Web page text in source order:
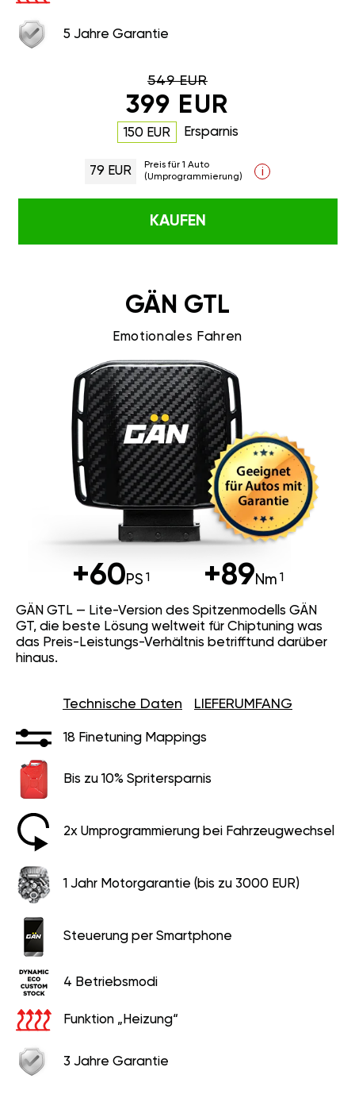
5 Jahre Garantie
549 EUR
399 EUR
150 EUR Ersparnis
79 EUR
Preis für 1 Auto
(Umprogrammierung)
i
KAUFEN
GÄN GTL
Emotionales Fahren
+60PS +89Nm
GÄN GTL — Lite-Version des Spitzenmodells GÄN
GT, die beste Lösung weltweit für Chiptuning was
das Preis-Leistungs-Verhältnis betrifftund darüber
hinaus.
Technische Daten LIEFERUMFANG
18 Finetuning Mappings
Bis zu 10% Spritersparnis
2x Umprogrammierung bei Fahrzeugwechsel
1 Jahr Motorgarantie (bis zu 3000 EUR)
Steuerung per Smartphone
4 Betriebsmodi
Funktion „Heizung“
3 Jahre Garantie